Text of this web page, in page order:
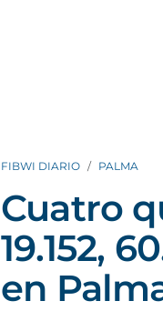
FIBWI DIARIO PALMA
Cuatro
19.152,
en